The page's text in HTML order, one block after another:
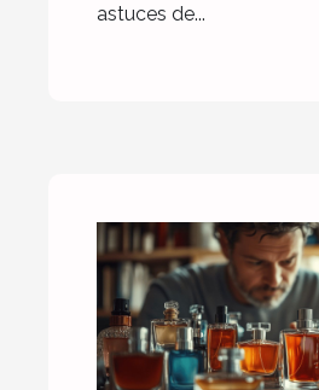
astuces de...